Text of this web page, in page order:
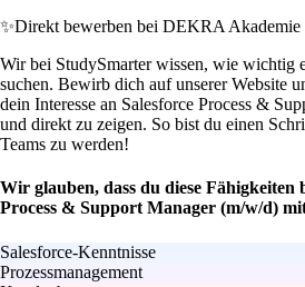
✨Direkt bewerben bei DEKRA
Wir bei StudySmarter wissen, wie wichtig
suchen. Bewirb dich auf unserer Website
dein Interesse an Salesforce Process &
und direkt zu zeigen. So bist du einen
Teams zu werden!
Wir glauben, dass du diese Fähigkeiten
Process & Support Manager (m/w/d)
Salesforce-Kenntnisse
Prozessmanagement